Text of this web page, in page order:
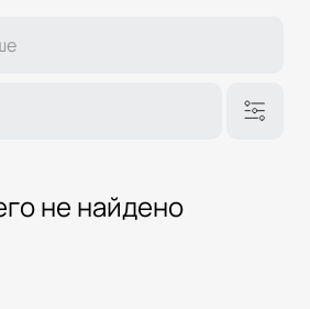
не найдено